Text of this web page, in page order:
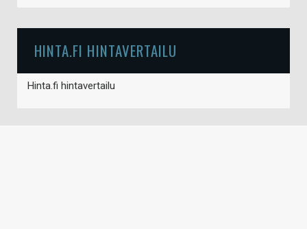
HINTA.FI HINTAVERTAILU
Hinta.fi hintavertailu